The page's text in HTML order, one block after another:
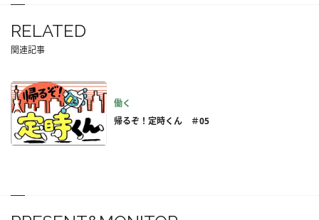
RELATED
関連記事
働く
帰るぞ！定時くん ＃05